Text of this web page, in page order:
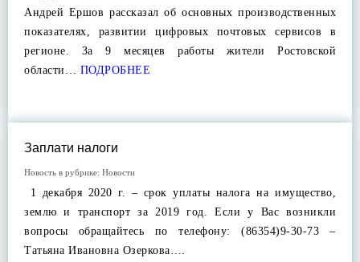
Андрей Ершов рассказал об основных производственных
показателях, развитии цифровых почтовых сервисов в
регионе. За 9 месяцев работы жители Ростовской
области… ПОДРОБНЕЕ
Заплати налоги
Новость в рубрике: Новости
1 декабря 2020 г. – срок уплаты налога на имущество,
землю и транспорт за 2019 год. Если у Вас возникли
вопросы обращайтесь по телефону: (86354)9-30-73 –
Татьяна Ивановна Озеркова….